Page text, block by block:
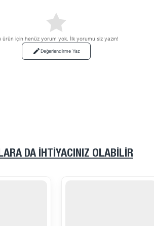
ürün için henüz yorum yok. İlk yorumu siz yazın!
Değerlendirme Yaz
DA İHTIYACINIZ OLABILIR